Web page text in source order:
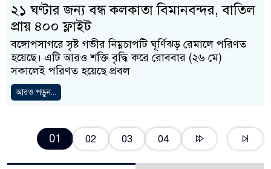
২১ ঘণ্টার জন্য বন্ধ কলকাতা বিমানবন্দর, বাতিল
প্রায় ৪০০ ফ্লাইট
বঙ্গোপসাগরে সৃষ্ট গভীর নিম্নচাপটি ঘূর্ণিঝড় রেমালে পরিণত
হয়েছে। এটি আরও শক্তি বৃদ্ধি করে রোববার (২৬ মে)
সকালেই পরিণত হয়েছে প্রবল
আরও পড়ুন...
01 02 03 04